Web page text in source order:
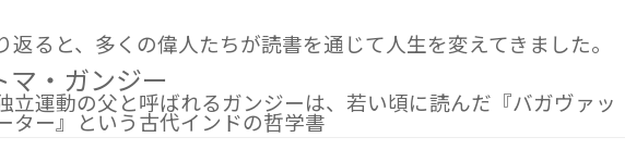
返ると、多くの偉人たちが読書を通じて人生を変えてきました。
マ・ガンジー
立運動の父と呼ばれるガンジーは、若い頃に読んだ『バガヴァッ
ター』という古代インドの哲学書